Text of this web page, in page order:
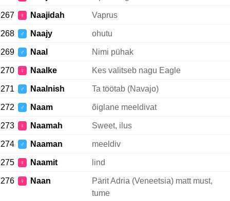
267 ♀ Naajidah Vaprus
268 ♂ Naajy ohutu
269 ♂ Naal Nimi pühak
270 ♀ Naalke Kes valitseb nagu Eagle
271 ♂ Naalnish Ta töötab (Navajo)
272 ♂ Naam õiglane meeldivat
273 ♀ Naamah Sweet, ilus
274 ♂ Naaman meeldiv
275 ♀ Naamit lind
276 ♀ Naan
Pärit Adria (Veneetsia) matt must,
tume